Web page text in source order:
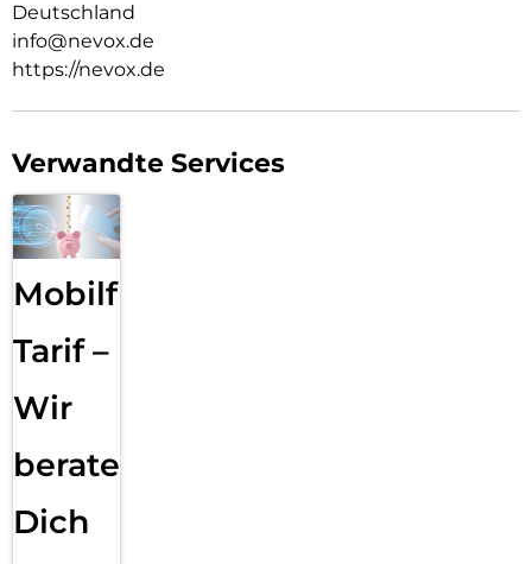
Deutschland
info@nevox.de
https://nevox.de
Verwandte Services
Mobilfunk
Tarif –
Wir
beraten
Dich